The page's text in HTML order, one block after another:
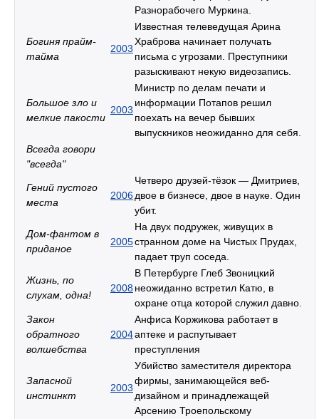
Разнорабочего Муркина.
Богиня прайм-
тайма
2003
Известная телеведущая Арина
Храброва начинает получать
письма с угрозами. Преступники
разыскивают некую видеозапись.
Большое зло и
мелкие пакости
2003
Министр по делам печати и
информации Потапов решил
поехать на вечер бывших
выпускников неожиданно для себя.
Всегда говори
"всегда"
Гений пустого
места
2006
Четверо друзей-тёзок — Дмитриев,
двое в бизнесе, двое в науке. Один
убит.
Дом-фантом в
приданое
2005
На двух подружек, живущих в
странном доме на Чистых Прудах,
падает труп соседа.
Жизнь, по
слухам, одна!
2008
В Петербурге Глеб Звоницкий
неожиданно встретил Катю, в
охране отца которой служил давно.
Закон
обратного
волшебства
2004
Анфиса Коржикова работает в
аптеке и распутывает
преступления
Запасной
инстинкт
2003
Убийство заместителя директора
фирмы, занимающейся веб-
дизайном и принадлежащей
Арсению Троепольскому